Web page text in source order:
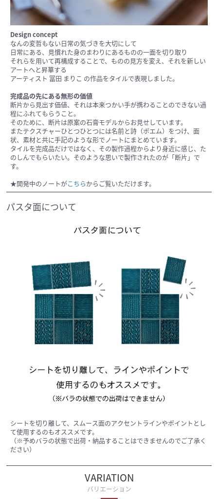
Design concept
なんの変哲もない日常の気づきを大切にして
日常にある、見慣れた身のまわりにあるものの一面を切り取り
それらを用いて再構成することで、ものの見方を変え、それを新しい
アートへと昇華する
アーティスト 冨田 まりこ の作品をタイルで表現しました。
完成品の先にある無形の価値
断片から見出す価値、それは本来つかい手が携わることのできない過
程にふれてもらうこと。
そのために、断片は原案の石膏モデルからお見せしています。
またテクスチャーひとつひとつには名前と詩（ポエム）をつけ、面
状、素材と共に手記のような形でノートにまとめています。
タイルを完成品だけではなく、その製作過程からより身近に感じ、た
のしんでもらいたい。そのような思いで製作されたのが「断片」で
す。
★開発中のノートがこちらからご覧いただけます。
パスタ面について
シートを切り離して、スムース面のアクセントラインやポイントとし
て使用するのもオススメです。
（※予めバラの状態で出荷・納品することはできませんのでご了承く
ださい）
VARIATION
バリエーション